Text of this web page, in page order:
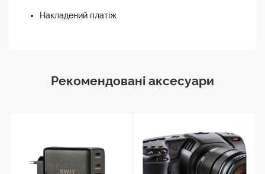
Накладений платіж
Рекомендовані аксесуари